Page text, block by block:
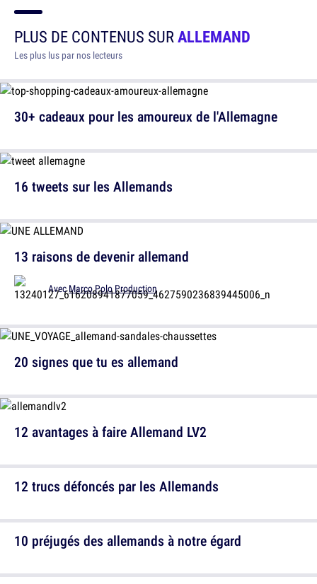
PLUS DE CONTENUS SURALLEMAND
Les plus lus par nos lecteurs
30+ cadeaux pour les amoureux de l'Allemagne
13 raisons de devenir allemand
AvecMarco Polo Production
12 avantages à faire Allemand LV2
10 préjugés des allemands à notre égard
16 tweets sur les Allemands
20 signes que tu es allemand
12 trucs défoncés par les Allemands